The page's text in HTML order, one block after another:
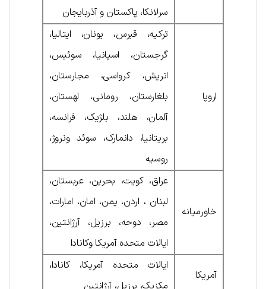
سرلانکا، پاکستان و آذربایجان
اروپا
ترکیه، قبرس، یونان، ایتالیا،
گرجستان، اسپانیا، سوئیس،
اتریش، کرواسی، مجارستان،
بلغارستان، رومانی، لهستان،
آلمان، هلند، بلژیک، فرانسه،
بریتانیا، دانمارک، سوئد ونروژ،
روسیه
خاورمیانه
عراق، کویت، بحرین، عربستان،
لبنان ، اردن، یمن، امان، امارات،
مصر، دوحه، برزیل، آرژانتین،
ایالات متحده آمریکا وکانادا
آمریکا
ایالات متحده آمریکا، کانادا،
مکزیک، برزیل، آرژانتین